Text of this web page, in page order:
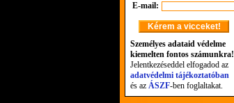
E-mail:
Személyes adataid védelme
kiemelten fontos számunkra!
Jelentkezéseddel elfogadod az
adatvédelmi tájékoztatóban
és az ÁSZF-ben foglaltakat.